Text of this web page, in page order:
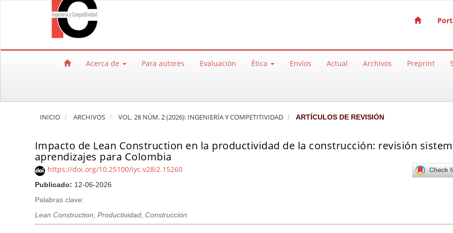
Salto rápido al contenido de la página
Navegación principal
Contenido principal
Acerca de Para autores Evaluación Ética Envíos Actual Archivos Preprint
INICIO ARCHIVOS VOL. 28 NÚM. 2 (2026): INGENIERÍA Y COMPETITIVIDAD ARTÍCULOS DE REVISIÓN
Impacto de Lean Construction en la productividad de la construcción: revisión
aprendizajes para Colombia
https://doi.org/10.25100/iyc.v28i2.15260
Publicado: 12-06-2026
Palabras clave:
Lean Construction, Productividad, Construcción